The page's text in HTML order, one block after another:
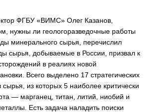
ФГБУ «ВИМС» Олег Казанов,
нужны ли геологоразведочные работы
минерального сырья, перечислил
сырья, добываемые в России, призвал к
в реалиях новой
Всего выделено 17 стратегических
из которых 5 наиболее критически
— марганец, титан, литий, ниобий и
Есть задача наладить поиски